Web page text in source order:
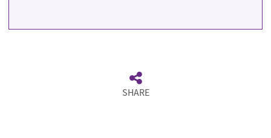
SHARE